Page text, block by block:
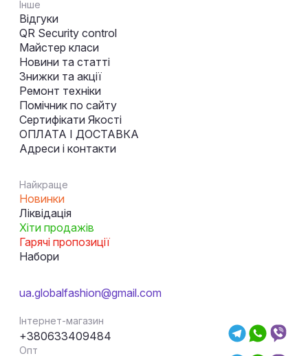
Інше
Відгуки
QR Security control
Майстер класи
Новини та статті
Знижки та акції
Ремонт техніки
Помічник по сайту
Сертифікати Якості
ОПЛАТА І ДОСТАВКА
Адреси і контакти
Найкраще
Новинки
Ліквідація
Хіти продажів
Гарячі пропозиції
Набори
ua.globalfashion@gmail.com
Інтернет-магазин
+380633409484
Опт